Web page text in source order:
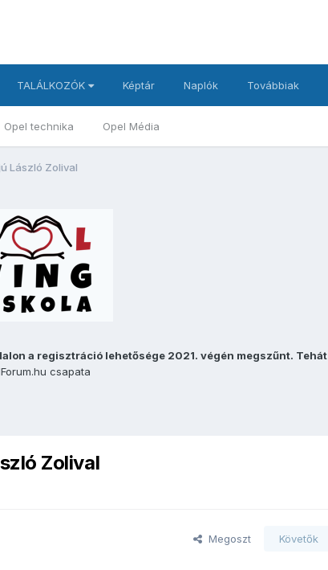
Opel technika Opel Média
TALÁLKOZÓK Képtár Naplók Továbbiak
László Zolival
a regisztráció lehetősége 2021. végén megszűnt. Tehát
csapata
Zolival
Megoszt Követők